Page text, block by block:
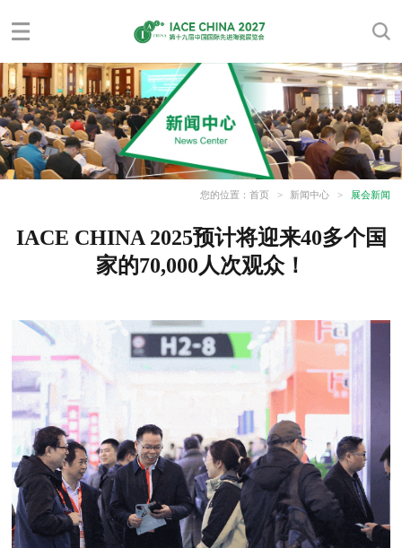
您的位置： 首页 > 新闻中心 > 展会新闻
IACE CHINA 2025预计将迎来40多个国
家的70,000人次观众！